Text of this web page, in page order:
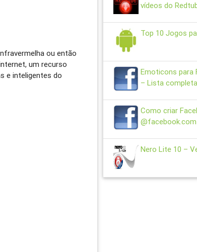
ou então
um recurso
e inteligentes do
vídeos do
Top 10 Jogos
Emoticons para
– Lista completa
Como criar
@facebook.com
Nero Lite 10 –